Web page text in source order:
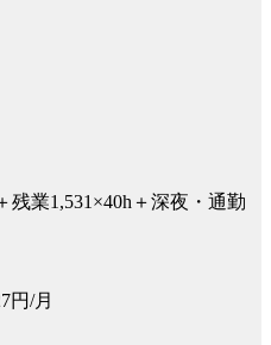
残業1,531×40h＋深夜・通勤
円/月